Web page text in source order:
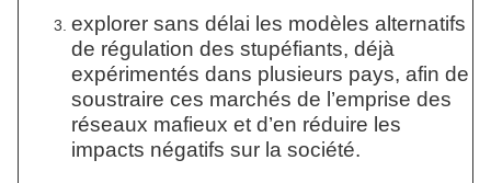
explorer sans délai les modèles alternatifs
de régulation des stupéfiants, déjà
expérimentés dans plusieurs pays, afin de
soustraire ces marchés de l’emprise des
réseaux mafieux et d’en réduire les
impacts négatifs sur la société.